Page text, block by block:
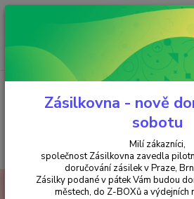
Minimální hodnota objednávky je 200 kč.
požadována platba předem
+420 737 737 037
(Po-Pá, 9-18 hod.)
ANTIKVARIÁT Tak mnoho cest
Zásilkovna - nově
sobotu
Milí zákazníci,
společnost Zásilkovna zavedla
doručování zásilek v Praze,
Zásilky podané v pátek Vám budou
městech, do Z-BOXů a výdejních